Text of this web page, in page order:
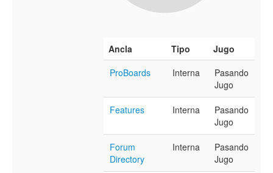
Ancla Tipo
Jugo
ProBoards
Interna
Pasando
Jugo
Features Interna
Pasando
Jugo
Forum
Directory
Interna
Pasando
Jugo